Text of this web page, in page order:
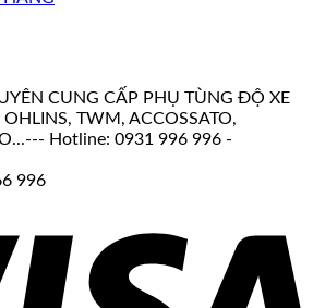
CUNG CẤP PHỤ TÙNG ĐỘ XE
TWM, ACCOSSATO,
Hotline: 0931 996 996 -
996